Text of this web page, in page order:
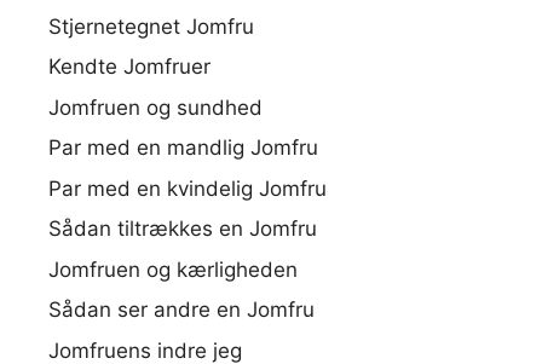
Stjernetegnet Jomfru
Kendte Jomfruer
Jomfruen og sundhed
Par med en mandlig Jomfru
Par med en kvindelig Jomfru
Sådan tiltrækkes en Jomfru
Jomfruen og kærligheden
Sådan ser andre en Jomfru
Jomfruens indre jeg